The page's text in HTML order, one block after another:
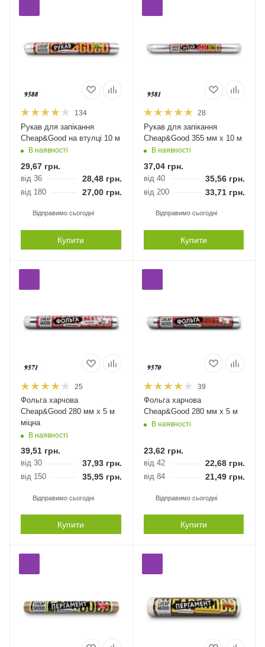
134
Рукав для запікання
Cheap&Good на втулці 10 м
В наявності
29,67 грн.
від 36 28,48 грн.
від 180 27,00 грн.
Відправимо сьогодні
Купити
28
Рукав для запікання
Cheap&Good 355 мм х 10 м
В наявності
37,04грн.
від 40 35,56грн.
від 200 33,71грн.
Відправимо сьогодні
Купити
25
Фольга харчова
Cheap&Good 280 мм х 5 м
міцна
В наявності
39,51 грн.
від 30 37,93 грн.
від 150 35,95 грн.
Відправимо сьогодні
Купити
39
Фольга харчова
Cheap&Good 280 мм х 5 м
В наявності
23,62грн.
від 42 22,68грн.
від 84 21,49грн.
Відправимо сьогодні
Купити